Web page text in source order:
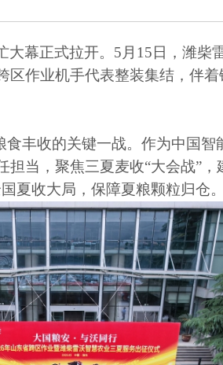
幕正式拉开。 5月 15 日，潍柴
作业机手代表整装集结，伴
食丰收的关键一战。作为中国智
担当，聚焦三夏麦收“大会战”
夏收大局，保障夏粮颗粒归仓。